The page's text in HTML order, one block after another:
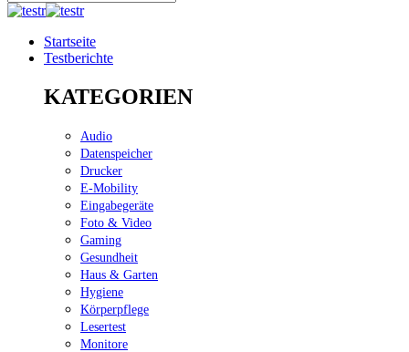
Startseite
Testberichte
KATEGORIEN
Audio
Datenspeicher
Drucker
E-Mobility
Eingabegeräte
Foto & Video
Gaming
Gesundheit
Haus & Garten
Hygiene
Körperpflege
Lesertest
Monitore